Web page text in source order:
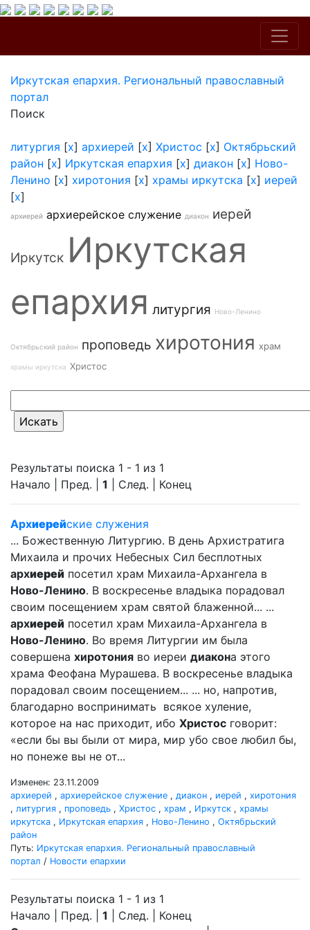
Иркутская епархия. Региональный православный
портал
Поиск
литургия [x] архиерей [x] Христос [x] Октябрьский
район [x] Иркутская епархия [x] диакон [x] Ново-
Ленино [x] хиротония [x] храмы иркутска [x] иерей
[x]
архиерей архиерейское служение диакон иерей
Иркутск Иркутская
епархия литургия Ново-Ленино
Октябрьский район проповедь хиротония храм
храмы иркутска Христос
Результаты поиска 1 - 1 из 1
Начало | Пред. | 1 | След. | Конец
Архиерейские служения
... Божественную Литургию. В день Архистратига
Михаила и прочих Небесных Сил бесплотных
архиерей посетил храм Михаила-Архангела в
Ново-Ленино. В воскресенье владыка порадовал
своим посещением храм святой блаженной... ...
архиерей посетил храм Михаила-Архангела в
Ново-Ленино. Во время Литургии им была
совершена хиротония во иереи диакона этого
храма Феофана Мурашева. В воскресенье владыка
порадовал своим посещением... ... но, напротив,
благодарно воспринимать всякое хуление,
которое на нас приходит, ибо Христос говорит:
«если бы вы были от мира, мир убо свое любил бы,
но понеже вы не от...
Изменен: 23.11.2009
архиерей , архиерейское служение , диакон , иерей , хиротония
, литургия , проповедь , Христос , храм , Иркутск , храмы
иркутска , Иркутская епархия , Ново-Ленино , Октябрьский
район
Путь: Иркутская епархия. Региональный православный
портал / Новости епархии
Результаты поиска 1 - 1 из 1
Начало | Пред. | 1 | След. | Конец